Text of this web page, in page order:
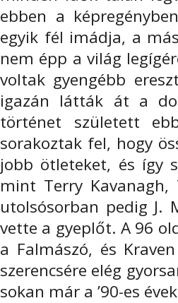
ebben a
egyik fél imádja, a
nem épp a világ
voltak gyengébb
igazán látták át a
történet született
sorakoztak fel, hogy
jobb ötleteket, és így
mint Terry Kavanagh,
utolsósorban pedig J.
vette a gyeplőt. A 96
a Falmászó, és
szerencsére elég
sokan már a ’90-es